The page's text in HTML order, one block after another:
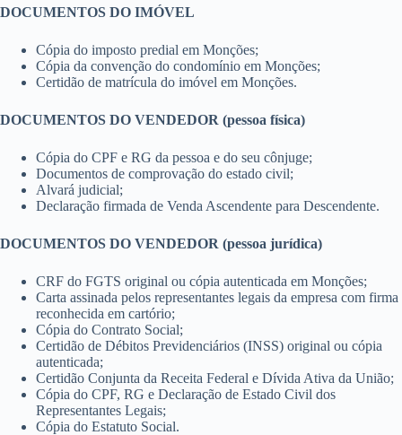
DOCUMENTOS DO IMÓVEL
Cópia do imposto predial em Monções;
Cópia da convenção do condomínio em Monções;
Certidão de matrícula do imóvel em Monções.
DOCUMENTOS DO VENDEDOR (pessoa física)
Cópia do CPF e RG da pessoa e do seu cônjuge;
Documentos de comprovação do estado civil;
Alvará judicial;
Declaração firmada de Venda Ascendente para Descendente.
DOCUMENTOS DO VENDEDOR (pessoa jurídica)
CRF do FGTS original ou cópia autenticada em Monções;
Carta assinada pelos representantes legais da empresa com firma
reconhecida em cartório;
Cópia do Contrato Social;
Certidão de Débitos Previdenciários (INSS) original ou cópia
autenticada;
Certidão Conjunta da Receita Federal e Dívida Ativa da União;
Cópia do CPF, RG e Declaração de Estado Civil dos
Representantes Legais;
Cópia do Estatuto Social.